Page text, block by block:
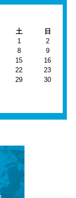
土
日
1
2
8
9
15
16
22
23
29
30